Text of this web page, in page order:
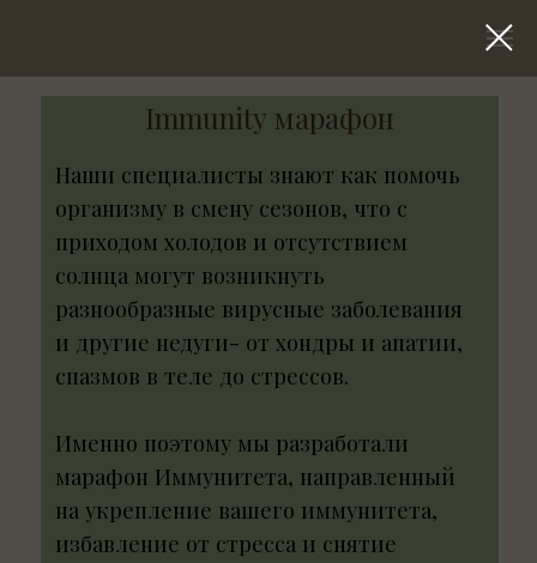
Immunity марафон
Наши специалисты знают как помочь
приходом холодов и отсутствием
разнообразные вирусные заболевания
и другие недуги- от хондры и апатии,
спазмов в теле до стрессов.
Именно поэтому мы разработали
марафон Иммунитета, направленный
избавление от стресса и снятие